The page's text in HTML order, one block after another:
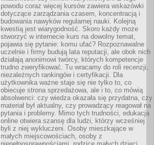
powodu coraz więcej kursów zawiera wskazówki
dotyczące zarządzania czasem, koncentracją i
budowania nawyków regularnej nauki. Kolejną
kwestią jest wiarygodność. Skoro każdy może
stworzyć w internecie kurs na dowolny temat,
pojawia się pytanie: komu ufać? Rozpoznawalne
uczelnie i firmy budują lata reputacji, ale obok nich
działają anonimowi twórcy, których kompetencje
trudno zweryfikować. Tu wracamy do roli recenzji,
niezależnych rankingów i certyfikacji. Dla
użytkownika ważne staje się nie tylko to, co
obiecuje strona sprzedażowa, ale i to, co mówią
absolwenci: czy wiedza okazała się przydatna, czy
materiał był aktualny, czy prowadzący reagował na
pytania i problemy. Mimo tych trudności, edukacja
online otwiera szansę dla ludzi, którzy wcześniej
byli z niej wykluczeni. Osoby mieszkające w
małych miejscowościach, osoby z